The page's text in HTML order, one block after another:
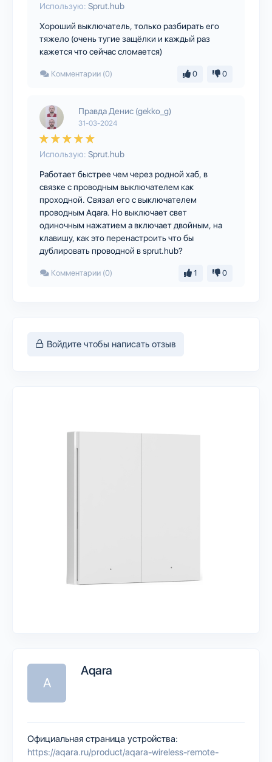
Использую: Sprut.hub
Хороший выключатель, только разбирать его
тяжело (очень тугие защёлки и каждый раз
кажется что сейчас сломается)
Комментарии (0) 0 0
Правда Денис (gekko_g)
31-03-2024
Использую: Sprut.hub
Работает быстрее чем через родной хаб, в
связке с проводным выключателем как
проходной. Связал его с выключателем
проводным Aqara. Но выключает свет
одиночным нажатием а включает двойным, на
клавишу, как это перенастроить что бы
дублировать проводной в sprut.hub?
Комментарии (0) 1 0
Войдите чтобы написать отзыв
A
Aqara
Официальная страница устройства:
https://aqara.ru/product/aqara-wireless-remote-